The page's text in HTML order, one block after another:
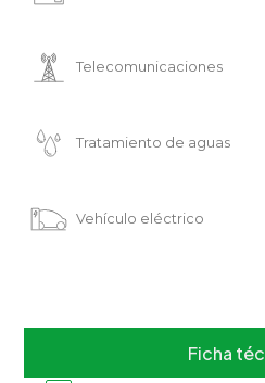
Telecomunicaciones
Tratamiento de aguas
Vehículo eléctrico
Ficha